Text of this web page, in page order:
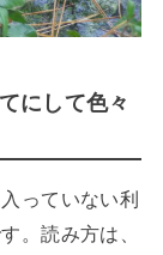
にして色々
っていない利
。読み方は、